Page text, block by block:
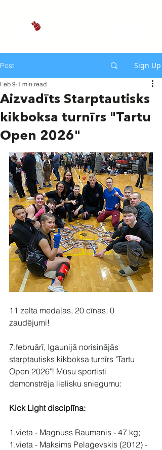
Post Sign Up
Aizvadīts Starptautisks
kikboksa turnīrs "Tartu
Open 2026"
Feb 9 1 min read
11 zelta medaļas, 20 cīņas, 0
zaudējumi!
7.februārī, Igaunijā norisinājās
starptautisks kikboksa turnīrs "Tartu
Open 2026"! Mūsu sportisti
demonstrēja lielisku sniegumu:
Kick Light disciplīna:
1.vieta - Magnuss Baumanis - 47 kg;
1.vieta - Maksims Pelaģevskis (2012) -